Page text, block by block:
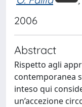
2006
Abstract
Rispetto agli
contemporanea
inteso qui
un’accezione